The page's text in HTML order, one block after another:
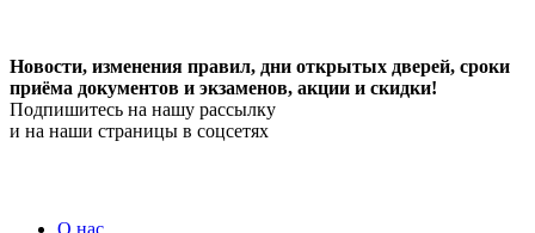
Новости, изменения правил, дни открытых дверей, сроки
приёма документов и экзаменов, акции и скидки!
Подпишитесь на нашу рассылку
и на наши страницы в соцсетях
О нас